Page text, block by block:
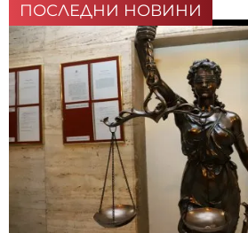
ПОСЛЕДНИ НОВИНИ